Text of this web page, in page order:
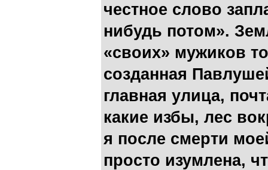
честное слово
нибудь потом».
«своих» мужиков
созданная
главная улица,
какие избы, лес
я после смерти
просто изумлена,